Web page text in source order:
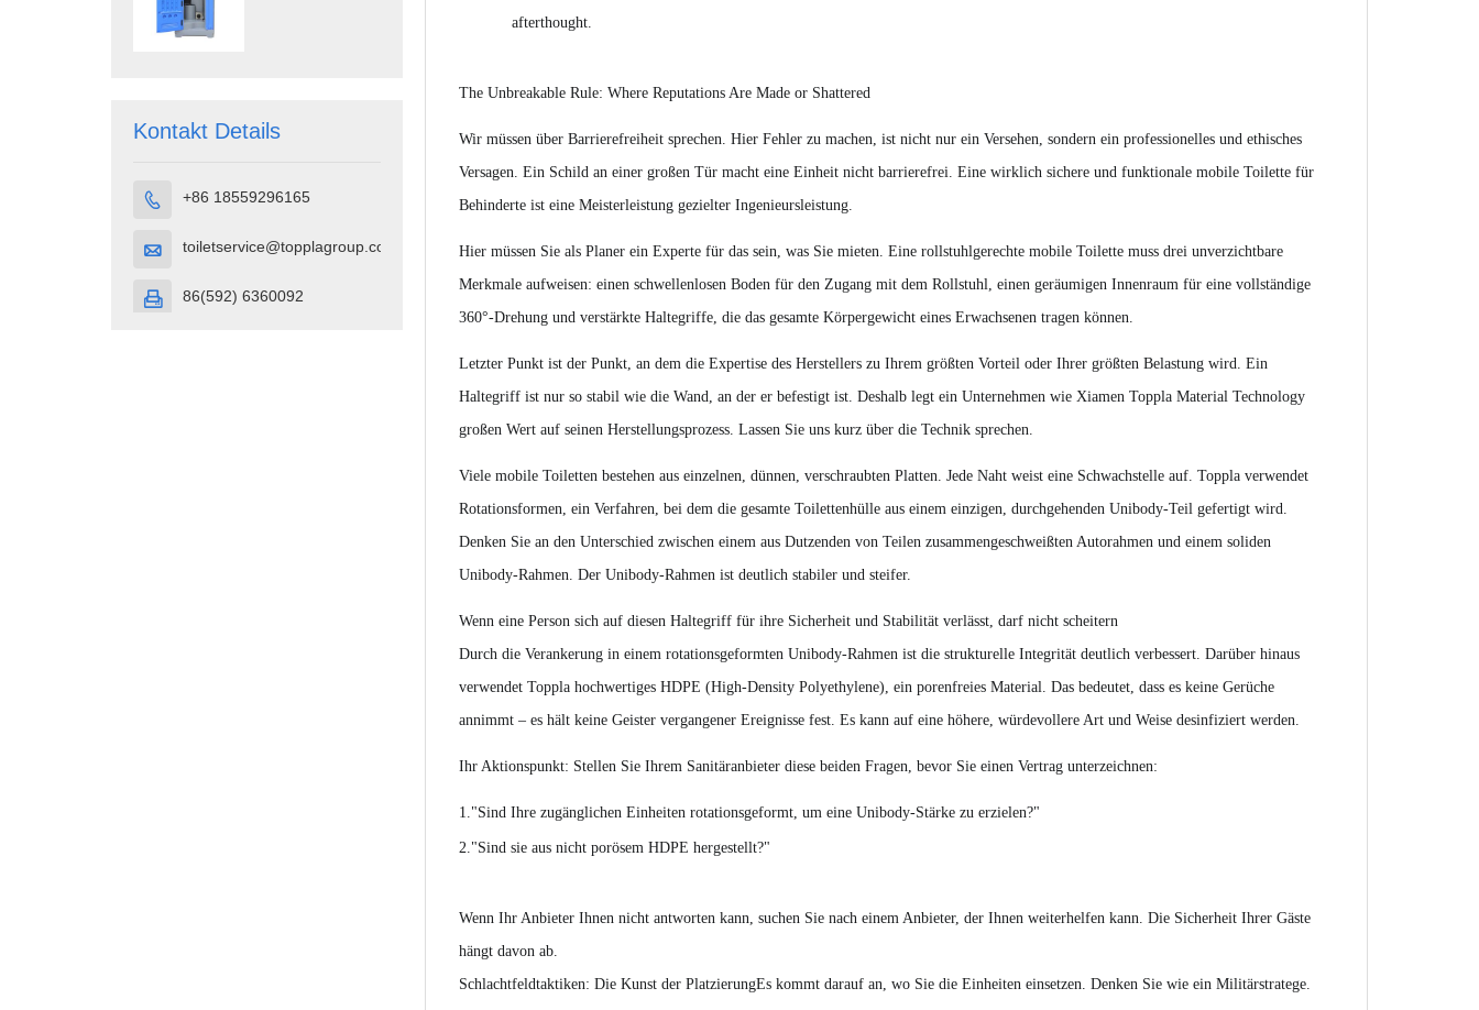
Kontakt Details
 +86 18559296165
 toiletservice@topplagroup.com
 86(592) 6360092
afterthought.
The Unbreakable Rule: Where Reputations Are Made or Shattered
Wir müssen über Barrierefreiheit sprechen. Hier Fehler zu machen, ist nicht nur ein Versehen, sondern ein professionelles und ethisches
Versagen. Ein Schild an einer großen Tür macht eine Einheit nicht barrierefrei. Eine wirklich sichere und funktionale mobile Toilette für
Behinderte ist eine Meisterleistung gezielter Ingenieursleistung.
Hier müssen Sie als Planer ein Experte für das sein, was Sie mieten. Eine rollstuhlgerechte mobile Toilette muss drei unverzichtbare
Merkmale aufweisen: einen schwellenlosen Boden für den Zugang mit dem Rollstuhl, einen geräumigen Innenraum für eine vollständige
360°-Drehung und verstärkte Haltegriffe, die das gesamte Körpergewicht eines Erwachsenen tragen können.
Letzter Punkt ist der Punkt, an dem die Expertise des Herstellers zu Ihrem größten Vorteil oder Ihrer größten Belastung wird. Ein
Haltegriff ist nur so stabil wie die Wand, an der er befestigt ist. Deshalb legt ein Unternehmen wie Xiamen Toppla Material Technology
großen Wert auf seinen Herstellungsprozess. Lassen Sie uns kurz über die Technik sprechen.
Viele mobile Toiletten bestehen aus einzelnen, dünnen, verschraubten Platten. Jede Naht weist eine Schwachstelle auf. Toppla verwendet
Rotationsformen, ein Verfahren, bei dem die gesamte Toilettenhülle aus einem einzigen, durchgehenden Unibody-Teil gefertigt wird.
Denken Sie an den Unterschied zwischen einem aus Dutzenden von Teilen zusammengeschweißten Autorahmen und einem soliden
Unibody-Rahmen. Der Unibody-Rahmen ist deutlich stabiler und steifer.
Wenn eine Person sich auf diesen Haltegriff für ihre Sicherheit und Stabilität verlässt,darf nicht scheitern
Durch die Verankerung in einem rotationsgeformten Unibody-Rahmen ist die strukturelle Integrität deutlich verbessert. Darüber hinaus
verwendet Toppla hochwertiges HDPE (High-Density Polyethylene), ein porenfreies Material. Das bedeutet, dass es keine Gerüche
annimmt – es hält keine Geister vergangener Ereignisse fest. Es kann auf eine höhere, würdevollere Art und Weise desinfiziert werden.
Ihr Aktionspunkt: Stellen Sie Ihrem Sanitäranbieter diese beiden Fragen, bevor Sie einen Vertrag unterzeichnen:
1. "Sind Ihre zugänglichen Einheiten rotationsgeformt, um eine Unibody-Stärke zu erzielen?"
2. "Sind sie aus nicht porösem HDPE hergestellt?"
Wenn Ihr Anbieter Ihnen nicht antworten kann, suchen Sie nach einem Anbieter, der Ihnen weiterhelfen kann. Die Sicherheit Ihrer Gäste
hängt davon ab.
Schlachtfeldtaktiken: Die Kunst der PlatzierungEs kommt darauf an, wo Sie die Einheiten einsetzen. Denken Sie wie ein Militärstratege.